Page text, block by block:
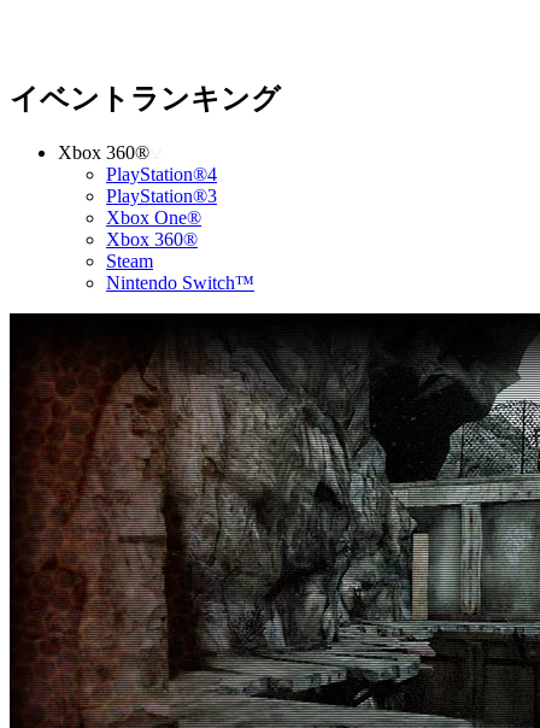
イベントランキング
Xbox 360®
PlayStation®4
PlayStation®3
Xbox One®
Xbox 360®
Steam
Nintendo Switch™